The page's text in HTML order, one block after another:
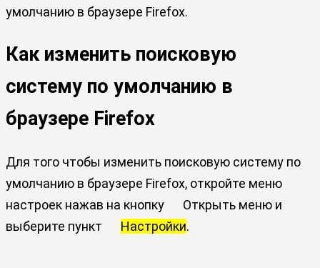
умолчанию в браузере Firefox.
Как изменить поисковую
систему по умолчанию в
браузере Firefox
Для того чтобы изменить поисковую систему по
умолчанию в браузере Firefox, откройте меню
настроек нажав на кнопку
Открыть меню и
выберите пункт
Настройки.